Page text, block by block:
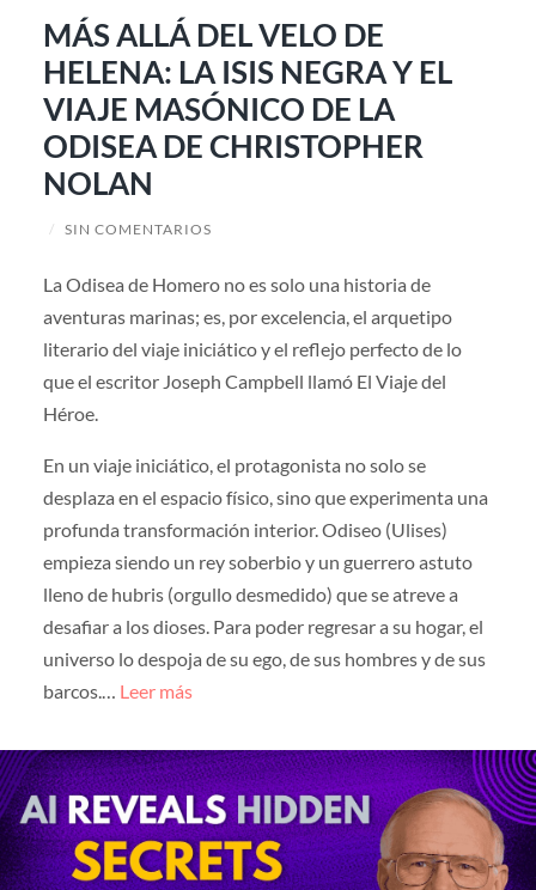
MÁS ALLÁ DEL VELO DE
HELENA: LA ISIS NEGRA Y EL
VIAJE MASÓNICO DE LA
ODISEA DE CHRISTOPHER
NOLAN
/ SIN COMENTARIOS
La Odisea de Homero no es solo una historia de
aventuras marinas; es, por excelencia, el arquetipo
literario del viaje iniciático y el reflejo perfecto de lo
que el escritor Joseph Campbell llamó El Viaje del
Héroe.
En un viaje iniciático, el protagonista no solo se
desplaza en el espacio físico, sino que experimenta una
profunda transformación interior. Odiseo (Ulises)
empieza siendo un rey soberbio y un guerrero astuto
lleno de hubris (orgullo desmedido) que se atreve a
desafiar a los dioses. Para poder regresar a su hogar, el
universo lo despoja de su ego, de sus hombres y de sus
barcos.… Leer más